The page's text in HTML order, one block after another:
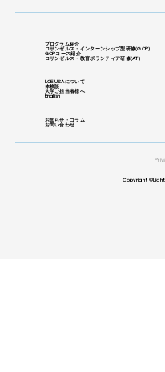
プログラム紹介
ロサンゼルス・インターンシップ型研修​(GCP)
GCPコース紹介
ロサンゼルス・教育ボランティア研修(AT)
LCE USAについて
体験談
大学ご担当者様へ
English
お知らせ・コラム
お問い合わせ
Copyright